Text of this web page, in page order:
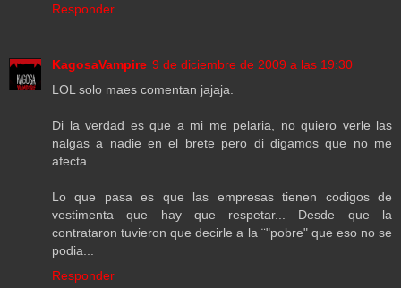
Responder
KagosaVampire 9 de diciembre de 2009 a las 19:30
LOL solo maes comentan jajaja.
Di la verdad es que a mi me pelaria, no quiero verle las
nalgas a nadie en el brete pero di digamos que no me
afecta.
Lo que pasa es que las empresas tienen codigos de
vestimenta que hay que respetar... Desde que la
contrataron tuvieron que decirle a la ¨"pobre" que eso no se
podia...
Responder